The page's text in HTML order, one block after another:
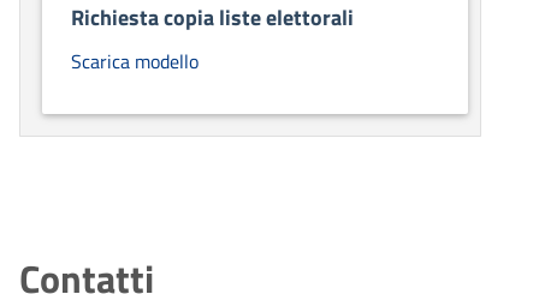
Richiesta copia liste elettorali
Scarica modello
Contatti